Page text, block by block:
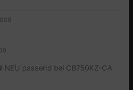
NEU passend bei CB750KZ-CA